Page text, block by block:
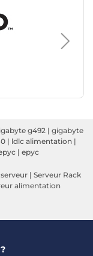
Serveur
LDLC
g492 | gigabyte
| ldlc alimentation |
| epyc
| Serveur Rack
alimentation